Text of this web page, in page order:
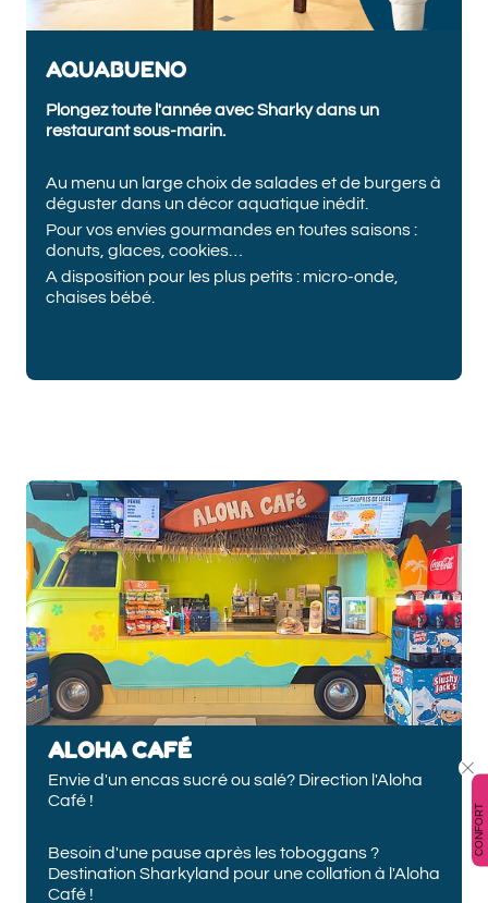
CONFORT
AQUABUENO
Plongez toute l'année avec Sharky dans un
restaurant sous-marin.
Au menu un large choix de salades et de burgers à
déguster dans un décor aquatique inédit.
Pour vos envies gourmandes en toutes saisons :
donuts, glaces, cookies…
A disposition pour les plus petits : micro-onde,
chaises bébé.
ALOHA CAFÉ
Envie d'un encas sucré ou salé? Direction l'Aloha
Café !
Besoin d'une pause après les toboggans ?
Destination Sharkyland pour une collation à l'Aloha
Café !